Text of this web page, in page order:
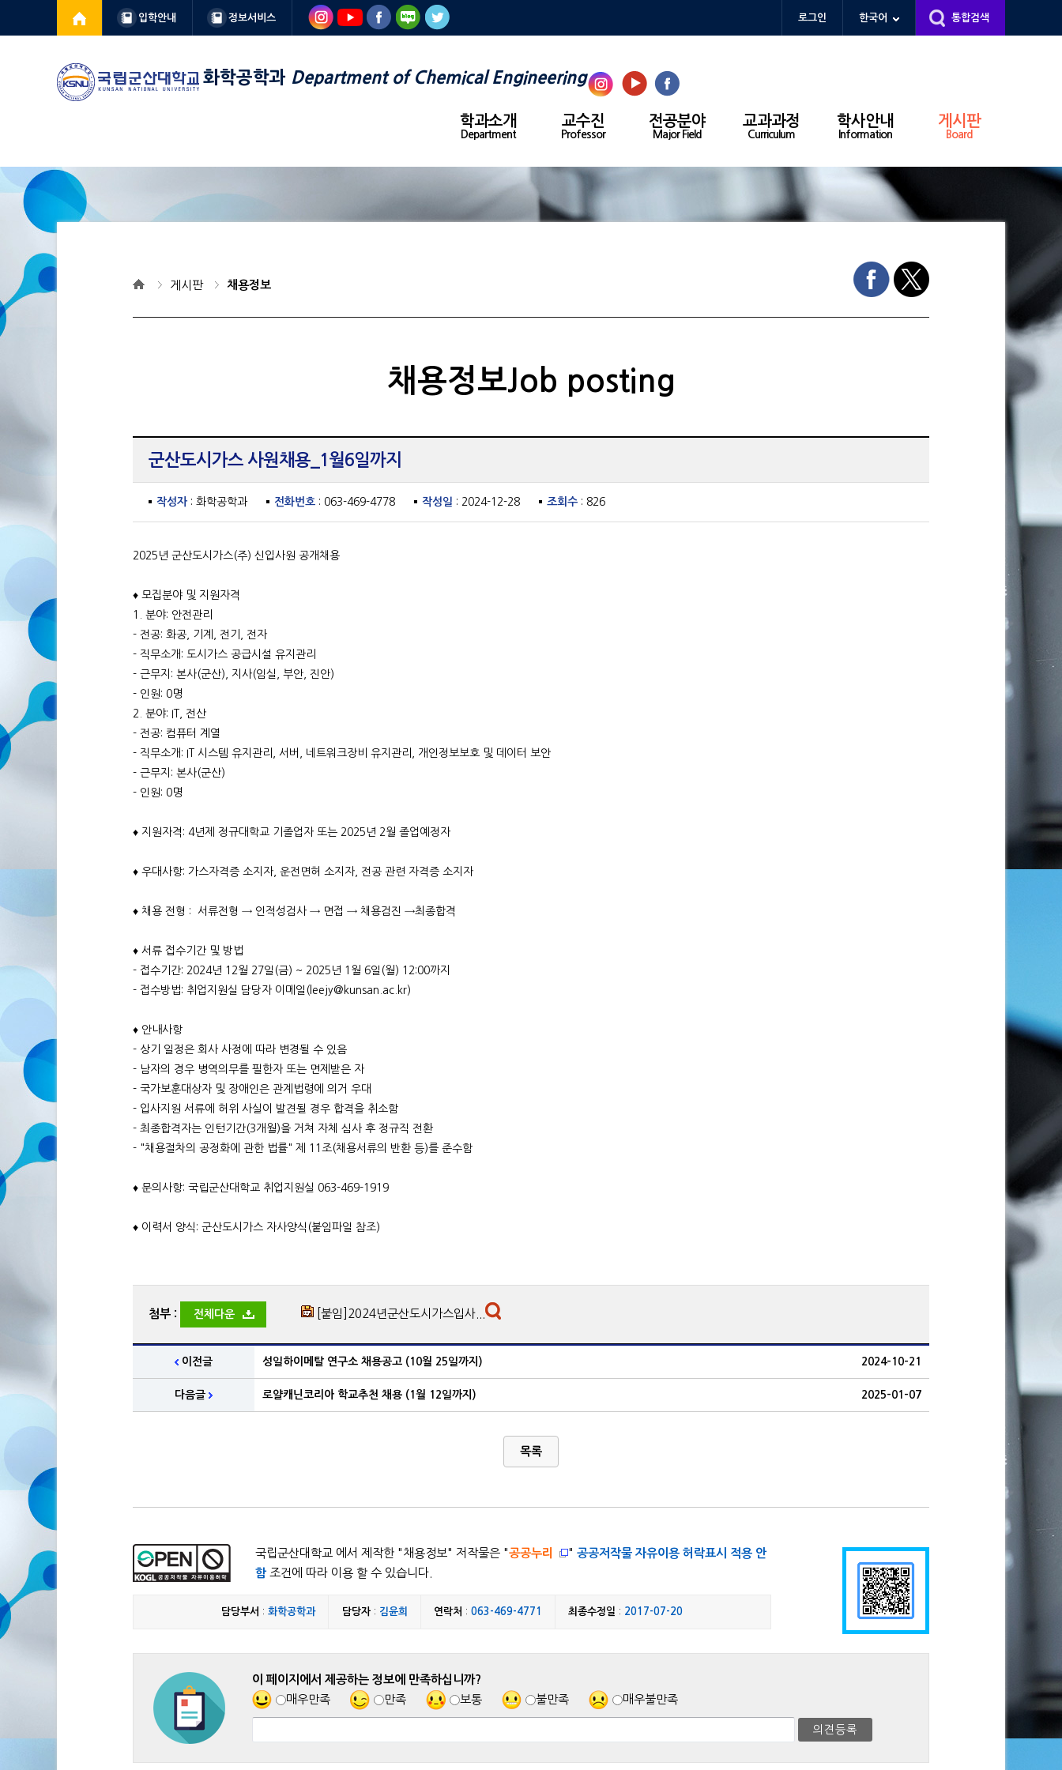
입학안내 정보서비스 로그인 한국어 통합검색
화학공학과 Department of Chemical Engineering
학과소개
Department
교수진
Professor
전공분야
Major Field
교과과정
Curriculum
학사안내
Information
게시판
Board
게시판 채용정보
채용정보Job posting
군산도시가스 사원채용_1월6일까지
작성자 : 화학공학과 전화번호 : 063-469-4778 작성일 : 2024-12-28 조회수 : 826
2025년 군산도시가스(주) 신입사원 공개채용
♦ 모집분야 및 지원자격
1. 분야: 안전관리
- 전공: 화공, 기계, 전기, 전자
- 직무소개: 도시가스 공급시설 유지관리
- 근무지: 본사(군산), 지사(임실, 부안, 진안)
- 인원: 0명
2. 분야: IT, 전산
- 전공: 컴퓨터 계열
- 직무소개: IT 시스템 유지관리, 서버, 네트워크장비 유지관리, 개인정보보호 및 데이터 보안
- 근무지: 본사(군산)
- 인원: 0명
♦ 지원자격: 4년제 정규대학교 기졸업자 또는 2025년 2월 졸업예정자
♦ 우대사항: 가스자격증 소지자, 운전면허 소지자, 전공 관련 자격증 소지자
♦ 채용 전형 : 서류전형 → 인적성검사 → 면접 → 채용검진 →최종합격
♦ 서류 접수기간 및 방법
- 접수기간: 2024년 12월 27일(금) ~ 2025년 1월 6일(월) 12:00까지
- 접수방법: 취업지원실 담당자 이메일(leejy@kunsan.ac.kr)
♦ 안내사항
- 상기 일정은 회사 사정에 따라 변경될 수 있음
- 남자의 경우 병역의무를 필한자 또는 면제받은 자
- 국가보훈대상자 및 장애인은 관계법령에 의거 우대
- 입사지원 서류에 허위 사실이 발견될 경우 합격을 취소함
- 최종합격자는 인턴기간(3개월)을 거쳐 자체 심사 후 정규직 전환
- "채용절차의 공정화에 관한 법률" 제 11조(채용서류의 반환 등)를 준수함
♦ 문의사항: 국립군산대학교 취업지원실 063-469-1919
♦ 이력서 양식: 군산도시가스 자사양식(붙임파일 참조)
첨부 : 전체다운 [붙임]2024년군산도시가스입사...
이전글 성일하이메탈 연구소 채용공고 (10월 25일까지) 2024-10-21
다음글 로얄캐닌코리아 학교추천 채용 (1월 12일까지) 2025-01-07
목록
국립군산대학교 에서 제작한 " 채용정보" 저작물은 "공공누리 " 공공저작물 자유이용 허락표시 적용 안
함조건에 따라 이용 할 수 있습니다.
담당부서 :화학공학과 담당자: 김윤희 연락처 : 063-469-4771 최종수정일 : 2017-07-20
이 페이지에서 제공하는 정보에 만족하십니까?
매우만족
만족 보통 불만족 매우불만족